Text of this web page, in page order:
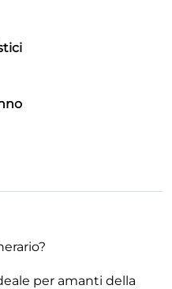
per amanti della